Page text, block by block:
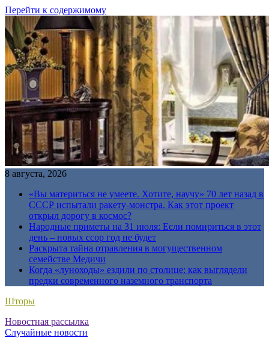
Перейти к содержимому
8 августа, 2026
«Вы материться не умеете. Хотите, научу» 70 лет назад в
СССР испытали ракету-монстра. Как этот проект
открыл дорогу в космос?
Народные приметы на 31 июля: Если помириться в этот
день – новых ссор год не будет
Раскрыта тайна отравления в могущественном
семействе Медичи
Когда «луноходы» ездили по столице: как выглядели
предки современного наземного транспорта
Шторы
Новостная рассылка
Случайные новости